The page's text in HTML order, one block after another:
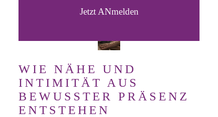
Jetzt ANmelden
WIE NÄHE UND
INTIMITÄT AUS
BEWUSSTER PRÄSENZ
ENTSTEHEN